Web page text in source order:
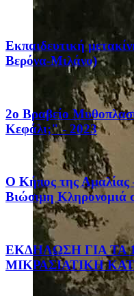
Eκπαιδευτική
Βερόνα-Μιλάνο)
2ο Βραβείο
Κεφάλι;" - 2023
Ο Κήπος της Αμαλίας
Βιώσιμη Κληρονομιά
ΕΚΔΗΛΩΣΗ ΓΙΑ ΤΑ
ΜΙΚΡΑΣΙΑΤΙΚΗ